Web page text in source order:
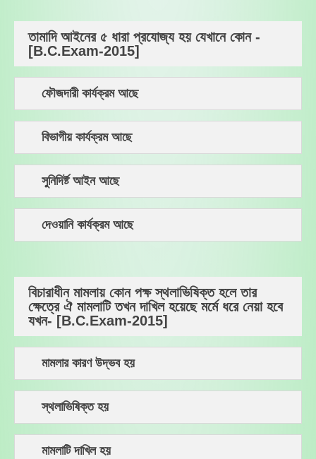
তামাদি আইনের ৫ ধারা প্রযোজ্য হয় যেখানে কোন -
[B.C.Exam-2015]
ফৌজদারী কার্যক্রম আছে
বিভাগীয় কার্যক্রম আছে
সুনিদির্ষ্ট আইন আছে
দেওয়ানি কার্যক্রম আছে
বিচারাধীন মামলায় কোন পক্ষ স্থলাভিষিক্ত হলে তার
ক্ষেত্রে ঐ মামলাটি তখন দাখিল হয়েছে মর্মে ধরে নেয়া হবে
যখন- [B.C.Exam-2015]
মামলার কারণ উদ্ভব হয়
স্থলাভিষিক্ত হয়
মামলাটি দাখিল হয়